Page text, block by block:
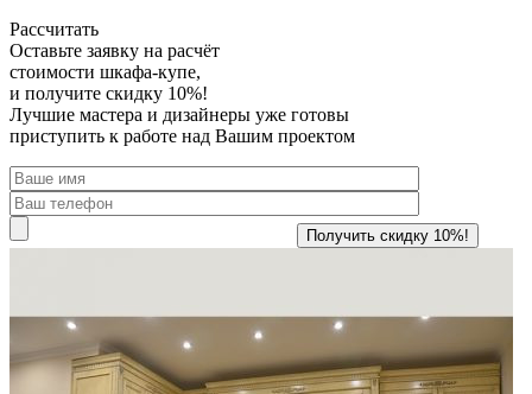
Рассчитать
Оставьте заявку на расчёт
стоимости шкафа-купе,
и получите скидку 10%!
Лучшие мастера и дизайнеры уже готовы
приступить к работе над Вашим проектом